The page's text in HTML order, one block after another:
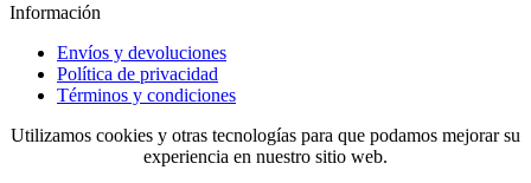
Información
Envíos y devoluciones
Política de privacidad
Términos y condiciones
Utilizamos cookies y otras tecnologías para que podamos mejorar su
experiencia en nuestro sitio web.